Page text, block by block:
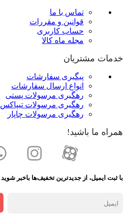
تماس با ما
قوانین و مقررات
حساب کاربری
مجله ماه کالا
خدمات مشتریان
پیگیری سفارشات
انواع ارسال سفارشات
رهگیری مرسولات پستی
رهگیری مرسولات تیپاکس
رهگیری مرسولات چاپار
همراه ما باشید!
با ثبت ایمیل، از جدید‌ترین تخفیف‌ها با‌خبر شوید